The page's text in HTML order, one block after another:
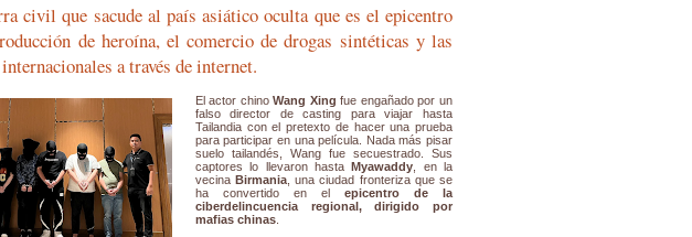
civil que sacude al país asiático oculta que es el epicentro
de heroína, el comercio de drogas sintéticas y las
a través de internet.
El actor chinoWang Xing fue engañado por un
falso director de casting para viajar hasta
Tailandia con el pretexto de hacer una prueba
para participar en una película. Nada más pisar
suelo tailandés, Wang fue secuestrado. Sus
captores lo llevaron hastaMyawaddy , en la
vecina Birmania , una ciudad fronteriza que se
ha convertido en el epicentro de la
ciberdelincuencia regional, dirigido por
mafias chinas.